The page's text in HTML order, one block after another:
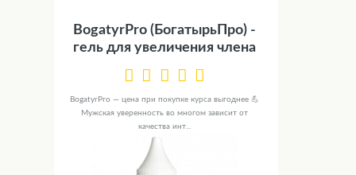
BogatyrPro (БогатырьПро) -
гель для увеличения члена
BogatyrPro — цена при покупке курса выгоднее 💪
Мужская уверенность во многом зависит от
качества инт...